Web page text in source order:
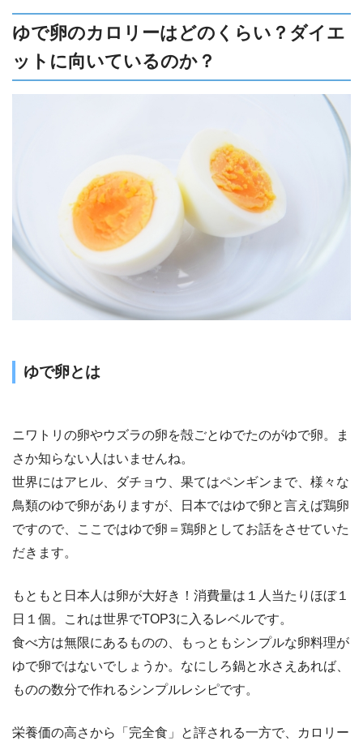
ゆで卵のカロリーはどのくらい？ダイエ
ットに向いているのか？
ゆで卵とは
ニワトリの卵やウズラの卵を殻ごとゆでたのがゆで卵。ま
さか知らない人はいませんね。
世界にはアヒル、ダチョウ、果てはペンギンまで、様々な
鳥類のゆで卵がありますが、日本ではゆで卵と言えば鶏卵
ですので、ここではゆで卵＝鶏卵としてお話をさせていた
だきます。
もともと日本人は卵が大好き！消費量は１人当たりほぼ１
日１個。これは世界でTOP3に入るレベルです。
食べ方は無限にあるものの、もっともシンプルな卵料理が
ゆで卵ではないでしょうか。なにしろ鍋と水さえあれば、
ものの数分で作れるシンプルレシピです。
栄養価の高さから「完全食」と評される一方で、カロリー